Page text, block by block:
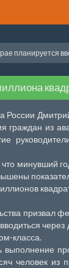
планируется
России
граждан из
минувший
призвал
класса.
человек из